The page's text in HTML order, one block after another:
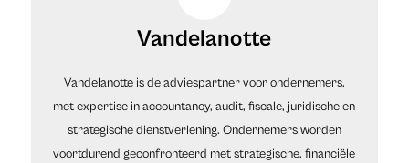
Vandelanotte
Vandelanotte is de adviespartner voor ondernemers,
met expertise in accountancy, audit, fiscale, juridische en
strategische dienstverlening. Ondernemers worden
voortdurend geconfronteerd met strategische, financiële